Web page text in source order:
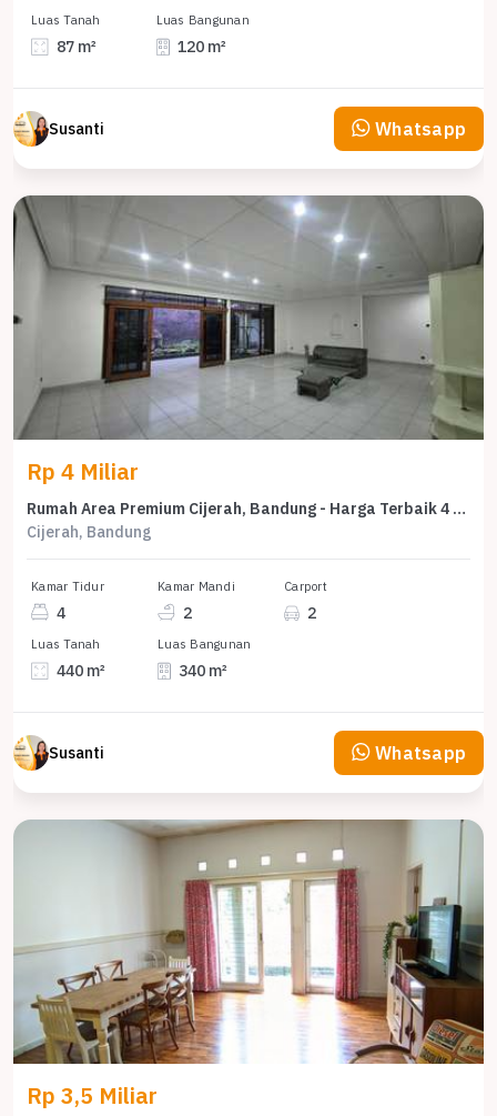
Luas Tanah
87 m²
Luas Bangunan
120 m²
Susanti Whatsapp
Rp 4 Miliar
Rumah Area Premium Cijerah, Bandung - Harga Terbaik 4 Miliar
Cijerah, Bandung
Kamar Tidur
4
Kamar Mandi
2
Carport
2
Luas Tanah
440 m²
Luas Bangunan
340 m²
Susanti Whatsapp
Rp 3,5 Miliar